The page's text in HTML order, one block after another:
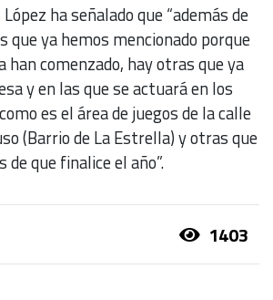
ha señalado que “además de
que ya hemos mencionado porque
han comenzado, hay otras que ya
y en las que se actuará en los
es el área de juegos de la calle
(Barrio de La Estrella) y otras que
que finalice el año”.
1403